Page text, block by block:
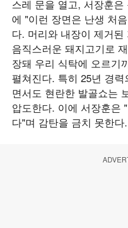
스레 문을 열고, 서장훈
에 "이런 장면은 난생 처
다. 머리와 내장이 제거
음직스러운 돼지고기로
장돼 우리 식탁에 오르기
펼쳐진다. 특히 25년 경
면서도 현란한 발골쇼는
압도한다. 이에 서장훈은
다"며 감탄을 금치 못한다.